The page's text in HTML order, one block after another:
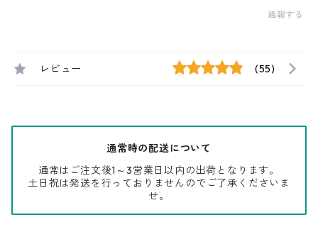
通報する
レビュー (55)
通常時の配送について
通常はご注文後1～3営業日以内の出荷となります。
土日祝は発送を行っておりませんのでご了承くださいま
せ。